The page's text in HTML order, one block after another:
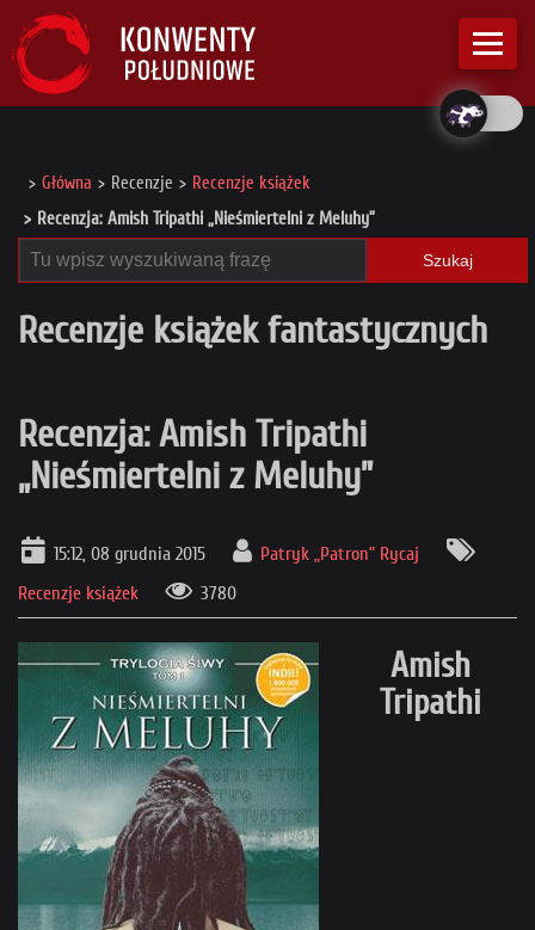
Główna Recenzje
Recenzje książek
Recenzja: Amish Tripathi „Nieśmiertelni z Meluhy”
Szukaj
Recenzje książek fantastycznych
Recenzja: Amish Tripathi
„Nieśmiertelni z Meluhy”
15:12, 08 grudnia 2015
Patryk „Patron” Rycaj
Recenzje książek
3780
Amish
Tripathi